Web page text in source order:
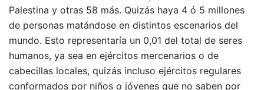
Palestina y otras 58 más. Quizás haya 4 ó 5 millones
de personas matándose en distintos escenarios del
mundo. Esto representaría un 0,01 del total de seres
humanos, ya sea en ejércitos mercenarios o de
cabecillas locales, quizás incluso ejércitos regulares
conformados por niños o jóvenes que no saben por